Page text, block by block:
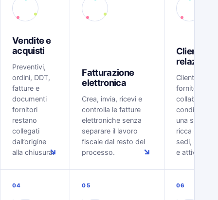
Vendite e
acquisti
Preventivi,
ordini, DDT,
fatture e
documenti
fornitori
restano
collegati
dall’origine
alla chiusura.
↘
Fatturazione
elettronica
Crea, invia, ricevi e
controlla le fatture
elettroniche senza
separare il lavoro
fiscale dal resto del
processo.
↘
Clienti e
relazioni
Clienti, lead,
fornitori e
collaboratori
condividono
una scheda
ricca di
sedi,
e attività.
04 05 06